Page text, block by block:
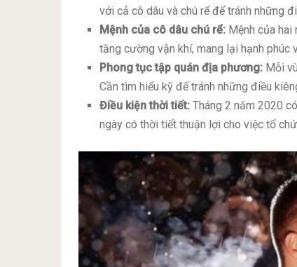
với cả cô dâu và chú rể để tránh những
Mệnh của cô dâu chú rể: Mệnh của
tăng cường vận khí, mang lại hạnh phúc
Phong tục tập quán địa phương: Mỗi
Cần tìm hiểu kỹ để tránh những điều
Điều kiện thời tiết: Tháng 2 năm 2020
ngày có thời tiết thuận lợi cho việc tổ